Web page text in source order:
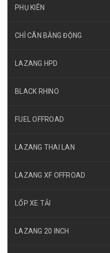
PHỤ KIÊN
CHÌ CÂN BẰNG ĐỘNG
LAZANG HPD
BLACK RHINO
FUEL OFFROAD
LAZANG THAI LAN
LAZANG XF OFFROAD
LỐP XE TẢI
LAZANG 20 INCH